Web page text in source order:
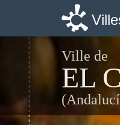
Ville de
EL